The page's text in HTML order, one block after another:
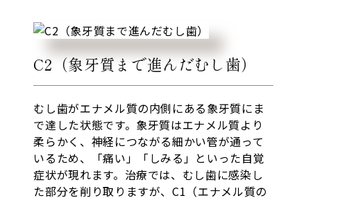
C2（象牙質まで進んだむし歯）
むし歯がエナメル質の内側にある象牙質にま
で達した状態です。象牙質はエナメル質より
柔らかく、神経につながる細かい管が通って
いるため、「痛い」「しみる」といった自覚
症状が現れます。治療では、むし歯に感染し
た部分を削り取りますが、C1（エナメル質の